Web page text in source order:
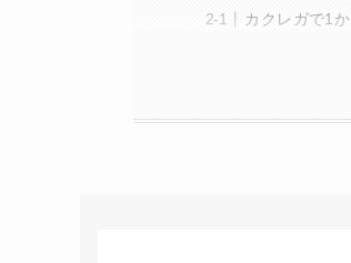
カクレガで1